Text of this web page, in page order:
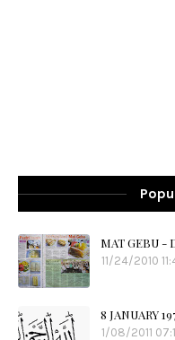
MAT GEBU -
11/24/2010
8 JANUARY
1/08/2011